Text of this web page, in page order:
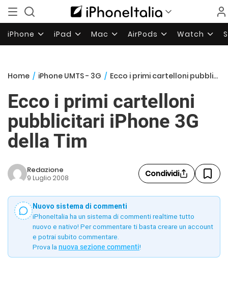
iPhone iPad Mac AirPods Watch
Home / iPhone UMTS - 3G / Ecco i primi cartelloni pubblicitari iPhone 3G della Tim
Ecco i primi cartelloni
pubblicitari iPhone 3G
della Tim
Redazione
9 Luglio 2008 Condividi
Nuovo sistema di commenti
iPhoneItalia ha un sistema di commenti realtime tutto
nuovo e nativo! Per commentare ti basta creare un account
e potrai subito commentare.
Prova la nuova sezione commenti!